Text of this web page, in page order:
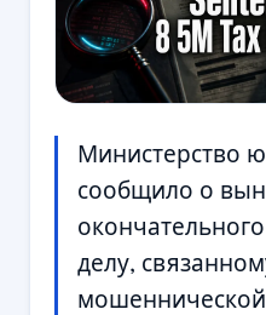
Министерство
сообщило о
делу,